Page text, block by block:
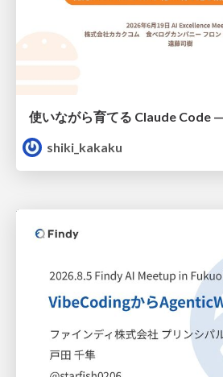
shiki_kakaku